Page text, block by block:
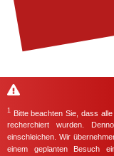
1
Bitte beachten Sie, dass
recherchiert wurden.
einschleichen. Wir
einem geplanten Besuch